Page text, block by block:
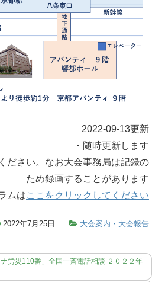
2022-09-13更新
・随時更新します
ださい。なお大会事務局は記録の
ため録画することがあります
ムはここをクリックしてください
2022年7月25日 大会案内・大会報告
労災110番」全国一斉電話相談 ２０２２年